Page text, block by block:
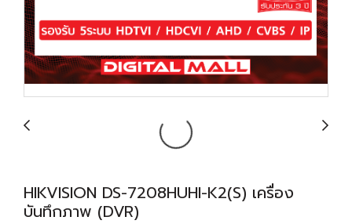
HIKVISION DS-7208HUHI-K2(S) เครื่อง
บันทึกภาพ (DVR)